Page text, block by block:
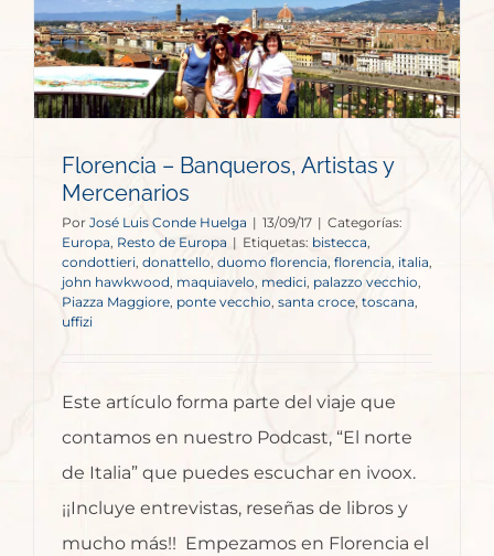
Florencia – Banqueros, Artistas y
Mercenarios
Por José Luis Conde Huelga | 13/09/17 | Categorías:
Europa, Resto de Europa | Etiquetas: bistecca,
condottieri, donattello, duomo florencia, florencia, italia,
john hawkwood, maquiavelo, medici, palazzo vecchio,
Piazza Maggiore, ponte vecchio, santa croce, toscana,
uffizi
Este artículo forma parte del viaje que
contamos en nuestro Podcast, “El norte
de Italia” que puedes escuchar en ivoox.
¡¡Incluye entrevistas, reseñas de libros y
mucho más!! Empezamos en Florencia el